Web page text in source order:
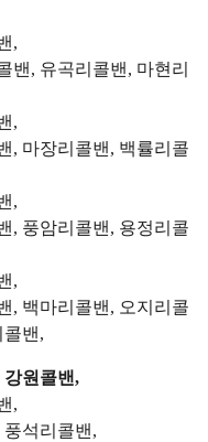
,
밴, 유곡리콜밴, 마현리
,
, 마장리콜밴, 백률리콜
,
, 풍암리콜밴, 용정리콜
,
, 백마리콜밴, 오지리콜
밴,
강원콜밴,
,
석리콜밴,